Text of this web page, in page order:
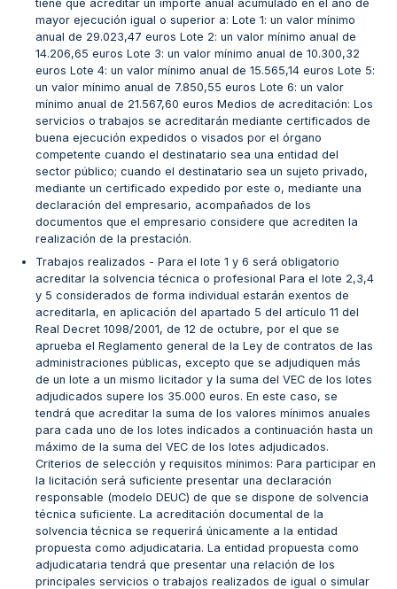
tiene que acreditar un importe anual acumulado en el año de
mayor ejecución igual o superior a: Lote 1: un valor mínimo
anual de 29.023,47 euros Lote 2: un valor mínimo anual de
14.206,65 euros Lote 3: un valor mínimo anual de 10.300,32
euros Lote 4: un valor mínimo anual de 15.565,14 euros Lote 5:
un valor mínimo anual de 7.850,55 euros Lote 6: un valor
mínimo anual de 21.567,60 euros Medios de acreditación: Los
servicios o trabajos se acreditarán mediante certificados de
buena ejecución expedidos o visados por el órgano
competente cuando el destinatario sea una entidad del
sector público; cuando el destinatario sea un sujeto privado,
mediante un certificado expedido por este o, mediante una
declaración del empresario, acompañados de los
documentos que el empresario considere que acrediten la
realización de la prestación.
Trabajos realizados - Para el lote 1 y 6 será obligatorio
acreditar la solvencia técnica o profesional Para el lote 2,3,4
y 5 considerados de forma individual estarán exentos de
acreditarla, en aplicación del apartado 5 del artículo 11 del
Real Decret 1098/2001, de 12 de octubre, por el que se
aprueba el Reglamento general de la Ley de contratos de las
administraciones públicas, excepto que se adjudiquen más
de un lote a un mismo licitador y la suma del VEC de los lotes
adjudicados supere los 35.000 euros. En este caso, se
tendrá que acreditar la suma de los valores mínimos anuales
para cada uno de los lotes indicados a continuación hasta un
máximo de la suma del VEC de los lotes adjudicados.
Criterios de selección y requisitos mínimos: Para participar en
la licitación será suficiente presentar una declaración
responsable (modelo DEUC) de que se dispone de solvencia
técnica suficiente. La acreditación documental de la
solvencia técnica se requerirá únicamente a la entidad
propuesta como adjudicataria. La entidad propuesta como
adjudicataria tendrá que presentar una relación de los
principales servicios o trabajos realizados de igual o simular